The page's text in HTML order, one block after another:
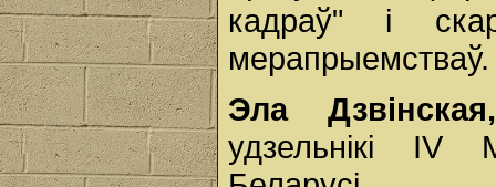
кадраў" і
мерапрыемстваў.
Эла
удзельнікі IV